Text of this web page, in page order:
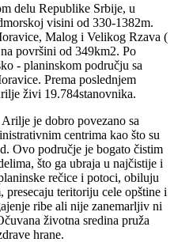
delu Republike Srbije, u
visini od 330-1382m.
Malog i Velikog Rzava (
površini od 349km2. Po
- planinskom području sa
Prema poslednjem
živi 19.784stanovnika.
je dobro povezano sa
centrima kao što su
Ovo područje je bogato čistim
što ga ubraja u najčistije i
rečice i potoci, obiluju
teritoriju cele opštine i
ribe ali nije zanemarljiv ni
životna sredina pruža
hrane.